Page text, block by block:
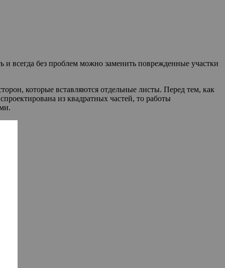
и всегда без проблем можно заменить поврежденные участки
которые вставляются отдельные листы. Перед тем, как
из квадратных частей, то работы